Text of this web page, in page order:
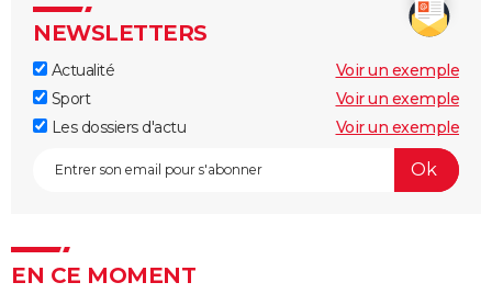
NEWSLETTERS
Actualité
Voir un exemple
Sport
Voir un exemple
Les dossiers d'actu
Voir un exemple
EN CE MOMENT